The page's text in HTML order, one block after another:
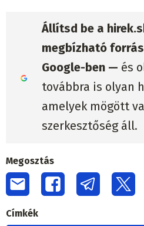
Állítsd be a
megbízható
Google-ben — és
továbbra is olyan
amelyek mögött
szerkesztőség áll.
Megosztás
Címkék